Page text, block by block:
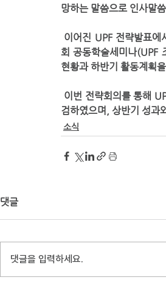
망하는 말씀으로 인사말
회 공동학술세미나(UPF
현황과 하반기 활동계획
검하였으며, 상반기 성과
소식
댓글
댓글을 입력하세요.